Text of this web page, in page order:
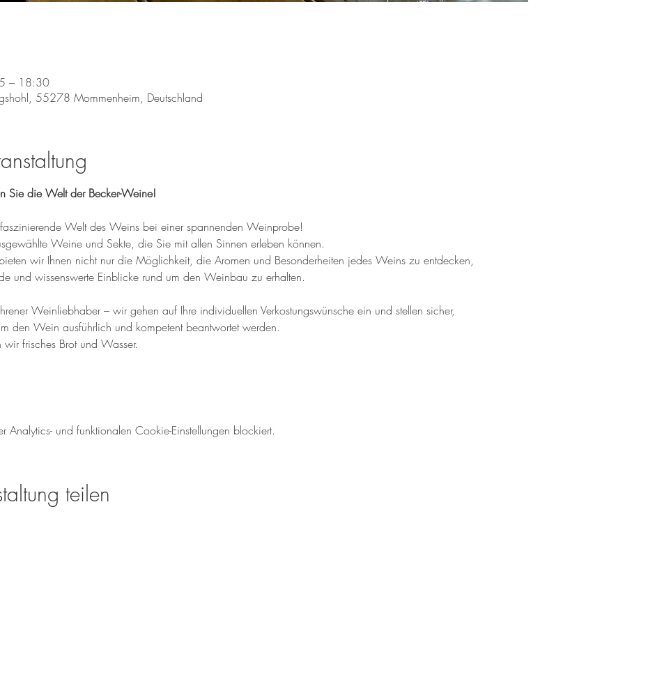
– 18:30
55278 Mommenheim, Deutschland
Sie die Welt der Becker-Weine!
Welt des Weins bei einer spannenden Weinprobe!
Weine und Sekte, die Sie mit allen Sinnen erleben können.
wir Ihnen nicht nur die Möglichkeit, die Aromen und Besonderheiten jedes Weins zu entdecken,
und wissenswerte Einblicke rund um den Weinbau zu erhalten.
Weinliebhaber – wir gehen auf Ihre individuellen Verkostungswünsche ein und stellen sicher,
den Wein ausführlich und kompetent beantwortet werden.
frisches Brot und Wasser.
und funktionalen Cookie-Einstellungen blockiert.
teilen